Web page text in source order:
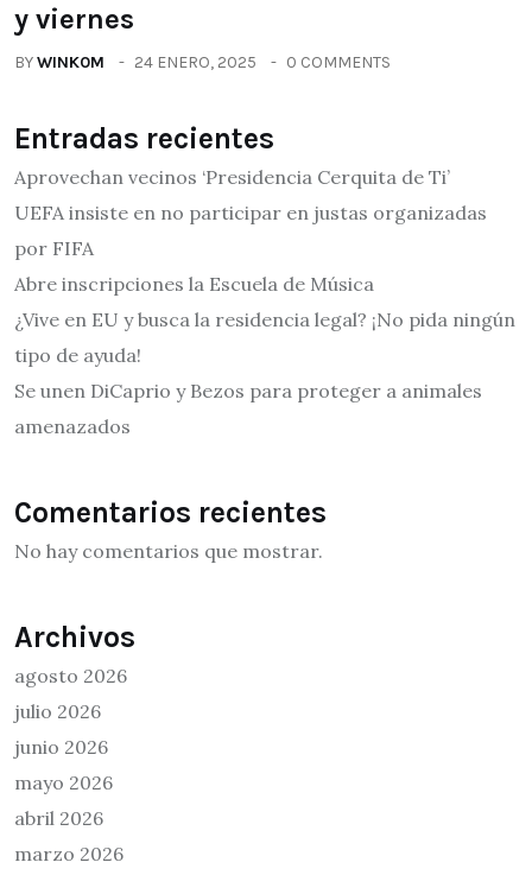
y viernes
BYWINK0M 24 ENERO, 2025 0 COMMENTS
Entradas recientes
Aprovechan vecinos ‘Presidencia Cerquita de Ti’
UEFA insiste en no participar en justas organizadas
por FIFA
Abre inscripciones la Escuela de Música
¿Vive en EU y busca la residencia legal? ¡No pida ningún
tipo de ayuda!
Se unen DiCaprio y Bezos para proteger a animales
amenazados
Comentarios recientes
No hay comentarios que mostrar.
Archivos
agosto 2026
julio 2026
junio 2026
mayo 2026
abril 2026
marzo 2026